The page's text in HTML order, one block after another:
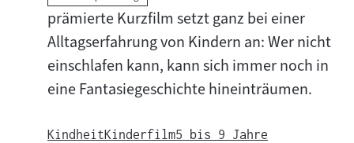
prämierte Kurzfilm setzt ganz bei einer
Alltagserfahrung von Kindern an: Wer nicht
einschlafen kann, kann sich immer noch in
eine Fantasiegeschichte hineinträumen.
KindheitKinderfilm5 bis 9 Jahre